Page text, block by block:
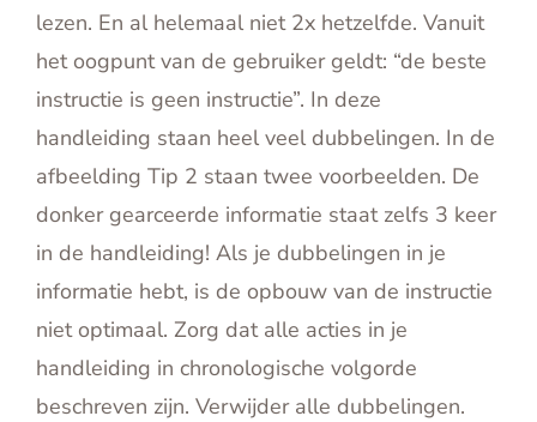
lezen. En al helemaal niet 2x hetzelfde. Vanuit
het oogpunt van de gebruiker geldt: “de beste
instructie is geen instructie”. In deze
handleiding staan heel veel dubbelingen. In de
afbeelding Tip 2 staan twee voorbeelden. De
donker gearceerde informatie staat zelfs 3 keer
in de handleiding! Als je dubbelingen in je
informatie hebt, is de opbouw van de instructie
niet optimaal. Zorg dat alle acties in je
handleiding in chronologische volgorde
beschreven zijn. Verwijder alle dubbelingen.